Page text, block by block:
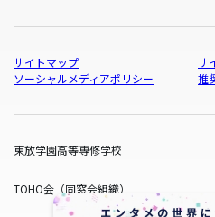
サイトマップ
サ
ソーシャルメディアポリシー
推
東放学園高等専修学校
TOHO会（同窓会組織）